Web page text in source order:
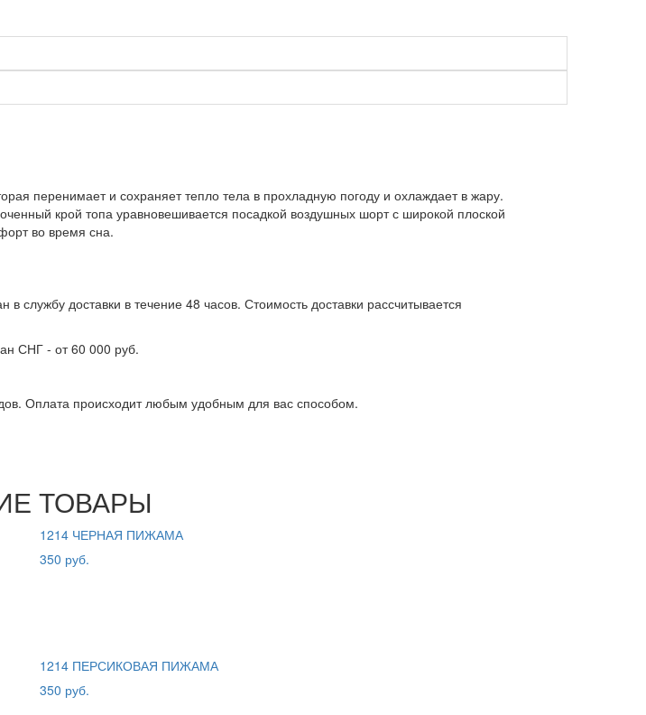
перенимает и сохраняет тепло тела в прохладную погоду и охлаждает в жару.
крой топа уравновешивается посадкой воздушных шорт с широкой плоской
во время сна.
службу доставки в течение 48 часов. Стоимость доставки рассчитывается
СНГ - от 60 000 руб.
Оплата происходит любым удобным для вас способом.
ТОВАРЫ
1214 ЧЕРНАЯ ПИЖАМА
350 руб.
1214 ПЕРСИКОВАЯ ПИЖАМА
350 руб.